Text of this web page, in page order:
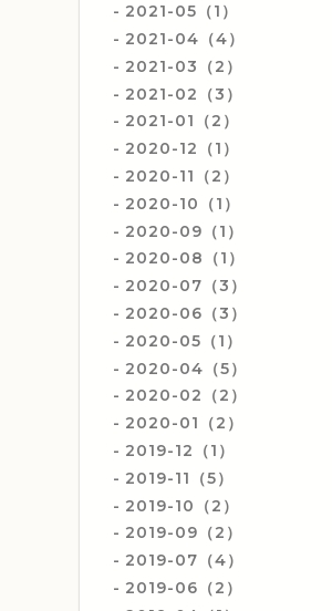
2021-05（1）
2021-04（4）
2021-03（2）
2021-02（3）
2021-01（2）
2020-12（1）
2020-11（2）
2020-10（1）
2020-09（1）
2020-08（1）
2020-07（3）
2020-06（3）
2020-05（1）
2020-04（5）
2020-02（2）
2020-01（2）
2019-12（1）
2019-11（5）
2019-10（2）
2019-09（2）
2019-07（4）
2019-06（2）